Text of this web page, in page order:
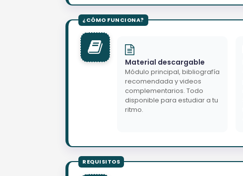
Material descargable
Módulo principal, bibliografía
recomendada y videos
complementarios. Todo
disponible para estudiar a tu
ritmo.